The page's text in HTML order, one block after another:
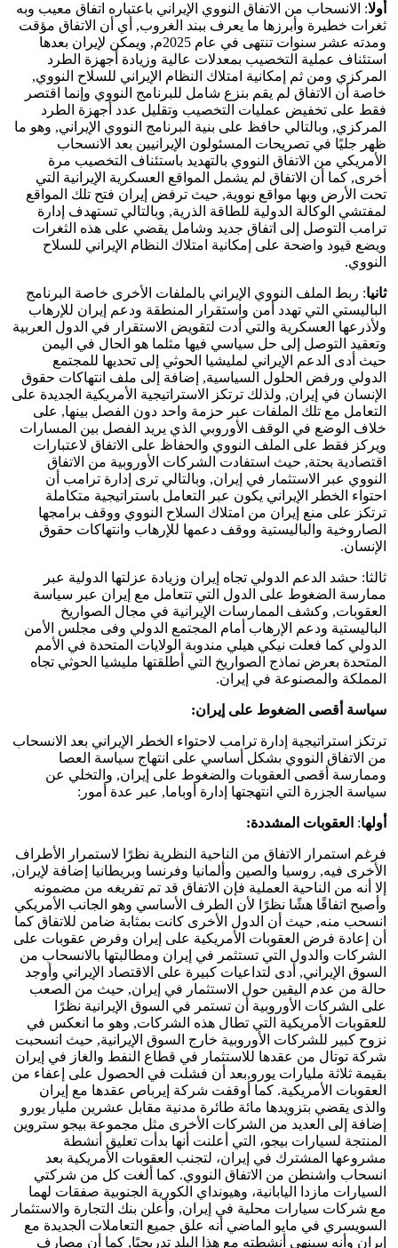
أولا: الانسحاب من الاتفاق النووي الإيراني باعتباره اتفاق معيب وبه
ثغرات خطيرة وأبرزها ما يعرف ببند الغروب, أي أن الاتفاق مؤقت
ومدته عشر سنوات تنتهى في عام 2025م, ويمكن لإيران بعدها
استئناف عملية التخصيب بمعدلات عالية وزيادة أجهزة الطرد
المركزي ومن ثم إمكانية امتلاك النظام الإيراني للسلاح النووي,
خاصة أن الاتفاق لم يقم بنزع شامل للبرنامج النووي وإنما اقتصر
فقط على تخفيض عمليات التخصيب وتقليل عدد أجهزة الطرد
المركزي, وبالتالي حافظ على بنية البرنامج النووي الإيراني, وهو ما
ظهر جليًا في تصريحات المسئولون الإيرانيين بعد الانسحاب
الأمريكي من الاتفاق النووي بالتهديد باستئناف التخصيب مرة
أخرى, كما أن الاتفاق لم يشمل المواقع العسكرية الإيرانية التي
تحت الأرض وبها مواقع نووية, حيث ترفض إيران فتح تلك المواقع
لمفتشي الوكالة الدولية للطاقة الذرية, وبالتالي تستهدف إدارة
ترامب التوصل إلى اتفاق جديد وشامل يقضي على هذه الثغرات
ويضع قيود واضحة على إمكانية امتلاك النظام الإيراني للسلاح
النووي.
ثانيا: ربط الملف النووي الإيراني بالملفات الأخرى خاصة البرنامج
الباليستي التي تهدد أمن واستقرار المنطقة ودعم إيران للإرهاب
ولأذرعها العسكرية والتي أدت لتقويض الاستقرار في الدول العربية
وتعقيد التوصل إلى حل سياسي فيها مثلما هو الحال في اليمن
حيث أدى الدعم الإيراني لمليشيا الحوثي إلى تحديها للمجتمع
الدولي ورفض الحلول السياسية, إضافة إلى ملف انتهاكات حقوق
الإنسان في إيران, ولذلك ترتكز الاستراتيجية الأمريكية الجديدة على
التعامل مع تلك الملفات عبر حزمة واحد دون الفصل بينها, على
خلاف الوضع في الوقف الأوروبي الذي يريد الفصل بين المسارات
ويركز فقط على الملف النووي والحفاظ على الاتفاق لاعتبارات
اقتصادية بحتة, حيث استفادت الشركات الأوروبية من الاتفاق
النووي عبر الاستثمار في إيران, وبالتالي ترى إدارة ترامب أن
احتواء الخطر الإيراني يكون عبر التعامل باستراتيجية متكاملة
ترتكز على منع إيران من امتلاك السلاح النووي ووقف برامجها
الصاروخية والباليستية ووقف دعمها للإرهاب وانتهاكات حقوق
الإنسان.
ثالثا: حشد الدعم الدولي تجاه إيران وزيادة عزلتها الدولية عبر
ممارسة الضغوط على الدول التي تتعامل مع إيران عبر سياسة
العقوبات, وكشف الممارسات الإيرانية في مجال الصواريخ
الباليستية ودعم الإرهاب أمام المجتمع الدولي وفى مجلس الأمن
الدولي كما فعلت نيكي هيلي مندوبة الولايات المتحدة في الأمم
المتحدة بعرض نماذج الصواريخ التي أطلقتها مليشيا الحوثي تجاه
المملكة والمصنوعة في إيران.
سياسة أقصى الضغوط على إيران:
ترتكز استراتيجية إدارة ترامب لاحتواء الخطر الإيراني بعد الانسحاب
من الاتفاق النووي بشكل أساسي على انتهاج سياسة العصا
وممارسة أقصى العقوبات والضغوط على إيران, والتخلي عن
سياسة الجزرة التي انتهجتها إدارة أوباما, عبر عدة أمور:
أولها: العقوبات المشددة:
فرغم استمرار الاتفاق من الناحية النظرية نظرًا لاستمرار الأطراف
الأخرى فيه, روسيا والصين وألمانيا وفرنسا وبريطانيا إضافة لإيران,
إلا أنه من الناحية العملية فإن الاتفاق قد تم تفريغه من مضمونه
وأصبح اتفاقًا هشًا نظرًا لأن الطرف الأساسي وهو الجانب الأمريكي
انسحب منه, حيث أن الدول الأخرى كانت بمثابة ضامن للاتفاق كما
أن إعادة فرض العقوبات الأمريكية على إيران وفرض عقوبات على
الشركات والدول التي تستثمر في إيران ومطالبتها بالانسحاب من
السوق الإيراني, أدى لتداعيات كبيرة على الاقتصاد الإيراني وأوجد
حالة من عدم اليقين حول الاستثمار في إيران, حيث من الصعب
على الشركات الأوروبية أن تستمر في السوق الإيرانية نظرًا
للعقوبات الأمريكية التي تطال هذه الشركات, وهو ما انعكس في
نزوح كبير للشركات الأوروبية خارج السوق الإيرانية, حيث انسحبت
شركة توتال من عقدها للاستثمار في قطاع النفط والغاز في إيران
بقيمة ثلاثة مليارات يورو,بعد أن فشلت في الحصول على إعفاء من
العقوبات الأمريكية. كما أوقفت شركة إيرباص عقدها مع إيران
والذى يقضي بتزويدها مائة طائرة مدنية مقابل عشرين مليار يورو
إضافة إلى العديد من الشركات الأخرى مثل مجموعة بيجو ستروين
المنتجة لسيارات بيجو، التي أعلنت أنها بدأت تعليق أنشطة
مشروعها المشترك في إيران، لتجنب العقوبات الأمريكية بعد
انسحاب واشنطن من الاتفاق النووي. كما ألغت كل من شركتي
السيارات مازدا اليابانية، وهيونداي الكورية الجنوبية صفقات لهما
مع شركات سيارات محلية في إيران, وأعلن بنك التجارة والاستثمار
السويسري في مايو الماضي أنه علق جميع التعاملات الجديدة مع
إيران وأنه سينهي أنشطته مع هذا البلد تدريجيًا, كما أن مصارف